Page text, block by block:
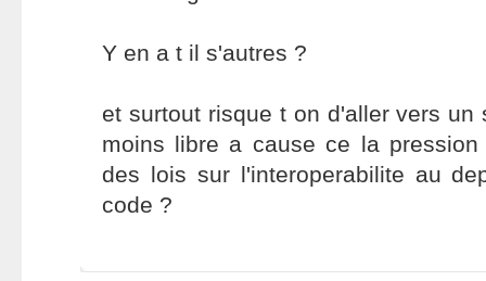
Y en a t il s'autres ?
et surtout risque t on d'aller vers un
moins libre a cause ce la
des lois sur l'interoperabilite au
code ?